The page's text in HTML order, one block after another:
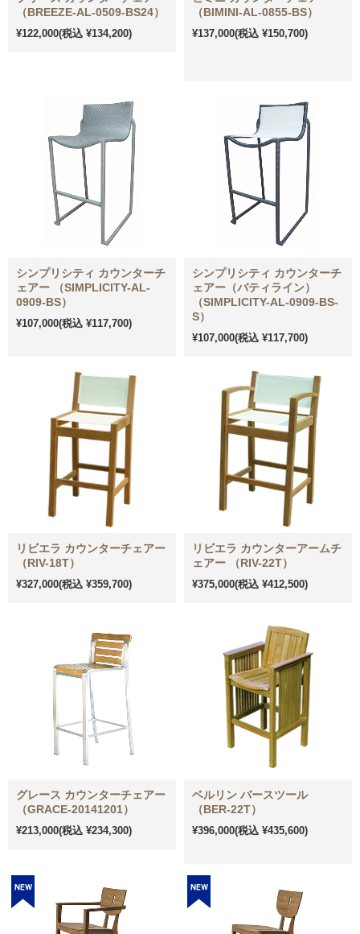
（BREEZE-AL-0509-BS24）
¥122,000(税込 ¥134,200)
（BIMINI-AL-0855-BS）
¥137,000(税込 ¥150,700)
シンプリシティ カウンターチ
ェアー （SIMPLICITY-AL-
0909-BS）
¥107,000(税込 ¥117,700)
シンプリシティ カウンターチ
ェアー（バティライン）
（SIMPLICITY-AL-0909-BS-
S）
¥107,000(税込 ¥117,700)
リビエラ カウンターチェアー
（RIV-18T）
¥327,000(税込 ¥359,700)
リビエラ カウンターアームチ
ェアー （RIV-22T）
¥375,000(税込 ¥412,500)
グレース カウンターチェアー
（GRACE-20141201）
¥213,000(税込 ¥234,300)
ベルリン バースツール
（BER-22T）
¥396,000(税込 ¥435,600)